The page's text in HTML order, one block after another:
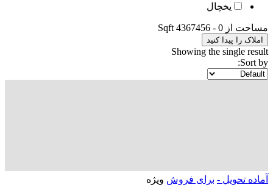
یخچال
مساحت از 0
-
4367456
Sqft
املاک را پیدا کنید
Showing the single result
Sort by:
آماده تحویل - برای فروش ویژه